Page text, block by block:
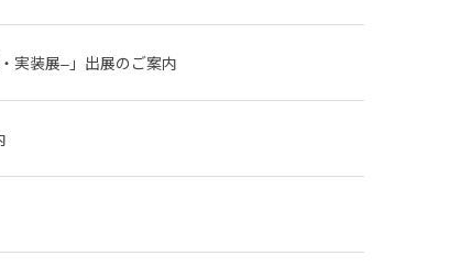
実装展‒」出展のご案内